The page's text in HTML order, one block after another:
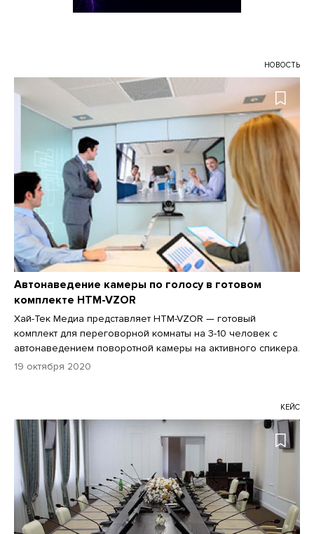
НОВОСТЬ
Автонаведение камеры по голосу в готовом
комплекте HTM-VZOR
Хай-Тек Медиа представляет HTM-VZOR — готовый
комплект для переговорной комнаты на 3-10 человек с
автонаведением поворотной камеры на активного спикера.
19 октября 2020
КЕЙС